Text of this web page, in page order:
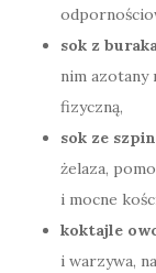
sok z
nim azotany
fizyczną,
sok ze
żelaza,
i mocne
koktajle
i warzywa,